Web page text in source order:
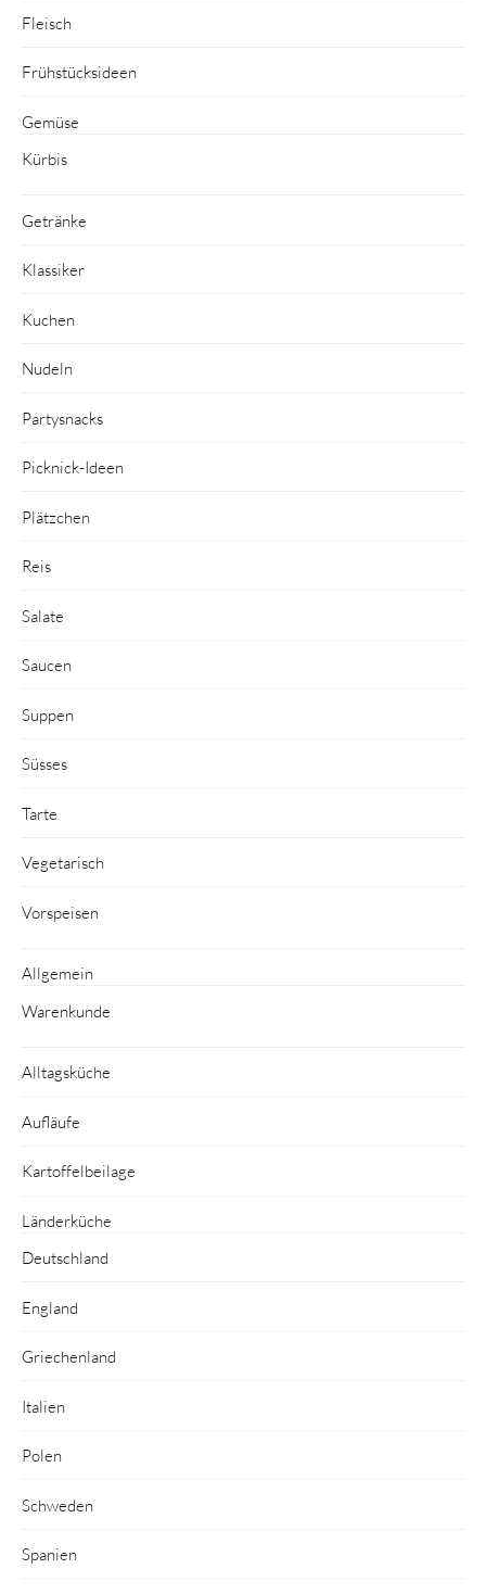
Fleisch
Frühstücksideen
Gemüse
Kürbis
Getränke
Klassiker
Kuchen
Nudeln
Partysnacks
Picknick-Ideen
Plätzchen
Reis
Salate
Saucen
Suppen
Süsses
Tarte
Vegetarisch
Vorspeisen
Allgemein
Warenkunde
Alltagsküche
Aufläufe
Kartoffelbeilage
Länderküche
Deutschland
England
Griechenland
Italien
Polen
Schweden
Spanien